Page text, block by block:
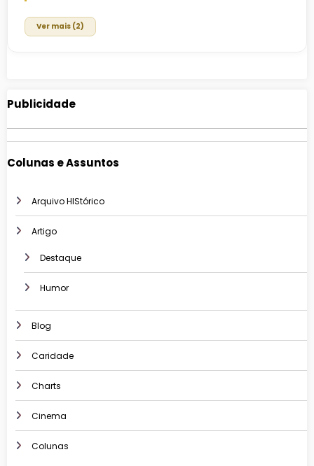
Ver mais (2)
Publicidade
Colunas e Assuntos
Arquivo HIStórico
Artigo
Destaque
Humor
Blog
Caridade
Charts
Cinema
Colunas